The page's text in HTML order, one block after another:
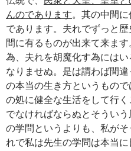
んのであります。其の中間
であります。夫れでずっと
間に有るものが出来て来ま
為、夫れを胡魔化す為には
なりませぬ。是は謂わば間
の本当の生き方というもの
の処に健全な生活をして行
でなければならぬとそうい
の学問というよりも、私が
れで私は先生の学問は本当に